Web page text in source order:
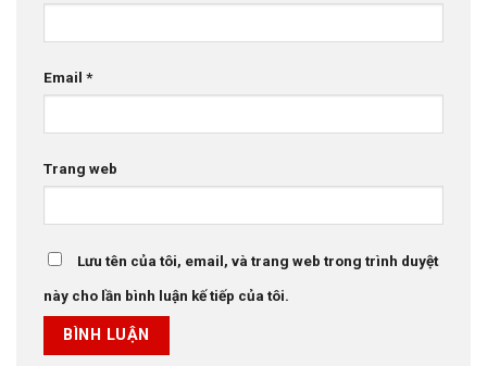
Email *
Trang web
Lưu tên của tôi, email, và trang web trong trình duyệt
này cho lần bình luận kế tiếp của tôi.